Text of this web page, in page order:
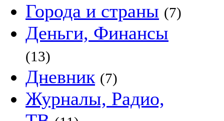
Города и страны (7)
Деньги, Финансы
(13)
Дневник (7)
Журналы, Радио,